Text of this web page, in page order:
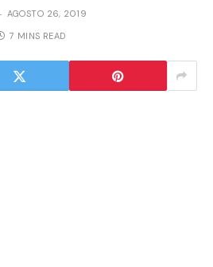
AGOSTO 26, 2019
7 MINS READ